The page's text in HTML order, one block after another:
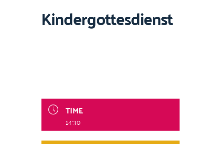
Kindergottesdienst
TIME
14:30